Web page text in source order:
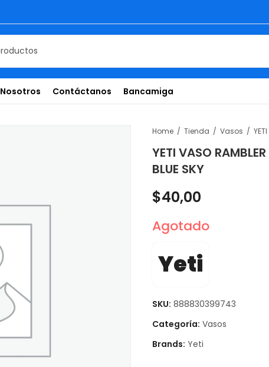
Nosotros Contáctanos Bancamiga
Home Tienda Vasos
YETI VASO
BLUE SKY
$40,00
Agotado
Yeti
SKU: 888830399743
Categoría: Vasos
Brands: Yeti